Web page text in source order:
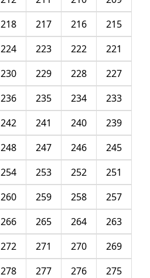
215
216
217
218
221
222
223
224
227
228
229
230
233
234
235
236
239
240
241
242
245
246
247
248
251
252
253
254
257
258
259
260
263
264
265
266
269
270
271
272
275
276
277
278